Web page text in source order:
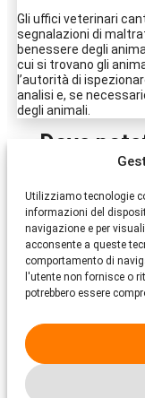
Utilizziamo tecnologie
informazioni del
navigazione e per
acconsente a queste
comportamento di
l'utente non fornisce o
potrebbero essere
Gli uffici veterinari
segnalazioni di
benessere degli
cui si trovano gli
l’autorità di
analisi e, se
degli animali.
Dove
Ufficio
Polizia
Ufficio
protezione
Protezione